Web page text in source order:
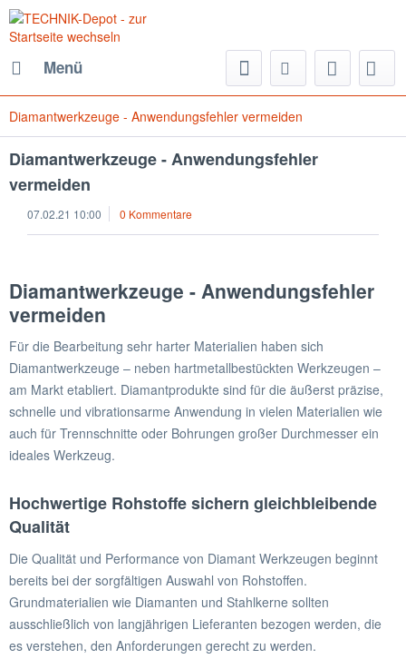
Menü
Diamantwerkzeuge - Anwendungsfehler vermeiden
Diamantwerkzeuge - Anwendungsfehler
vermeiden
07.02.21 10:00 0 Kommentare
Diamantwerkzeuge - Anwendungsfehler
vermeiden
Für die Bearbeitung sehr harter Materialien haben sich
Diamantwerkzeuge – neben hartmetallbestückten Werkzeugen –
am Markt etabliert. Diamantprodukte sind für die äußerst präzise,
schnelle und vibrationsarme Anwendung in vielen Materialien wie
auch für Trennschnitte oder Bohrungen großer Durchmesser ein
ideales Werkzeug.
Hochwertige Rohstoffe sichern gleichbleibende
Qualität
Die Qualität und Performance von Diamant Werkzeugen beginnt
bereits bei der sorgfältigen Auswahl von Rohstoffen.
Grundmaterialien wie Diamanten und Stahlkerne sollten
ausschließlich von langjährigen Lieferanten bezogen werden, die
es verstehen, den Anforderungen gerecht zu werden.